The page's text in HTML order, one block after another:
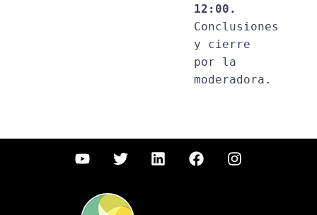
12:00.
Conclusiones
y cierre
por la
moderadora.